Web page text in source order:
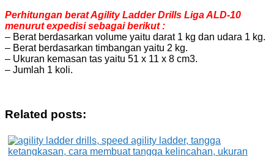
Perhitungan berat Agility Ladder Drills Liga ALD-10
menurut expedisi sebagai berikut :
– Berat berdasarkan volume yaitu darat 1 kg dan udara 1 kg.
– Berat berdasarkan timbangan yaitu 2 kg.
– Ukuran kemasan tas yaitu 51 x 11 x 8 cm3.
– Jumlah 1 koli.
Related posts: